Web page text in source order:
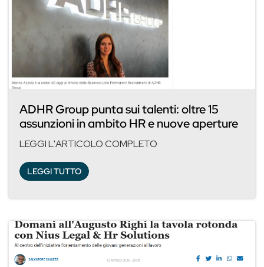
ADHR Group punta sui talenti: oltre 15
assunzioni in ambito HR e nuove aperture
LEGGI L'ARTICOLO COMPLETO
LEGGI TUTTO